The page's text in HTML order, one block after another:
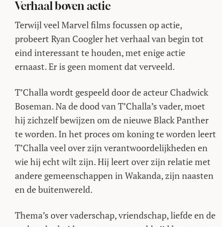
Verhaal boven actie
Terwijl veel Marvel films focussen op actie,
probeert Ryan Coogler het verhaal van begin tot
eind interessant te houden, met enige actie
ernaast. Er is geen moment dat verveeld.
T’Challa wordt gespeeld door de acteur Chadwick
Boseman. Na de dood van T’Challa’s vader, moet
hij zichzelf bewijzen om de nieuwe Black Panther
te worden. In het proces om koning te worden leert
T’Challa veel over zijn verantwoordelijkheden en
wie hij echt wilt zijn. Hij leert over zijn relatie met
andere gemeenschappen in Wakanda, zijn naasten
en de buitenwereld.
Thema’s over vaderschap, vriendschap, liefde en de